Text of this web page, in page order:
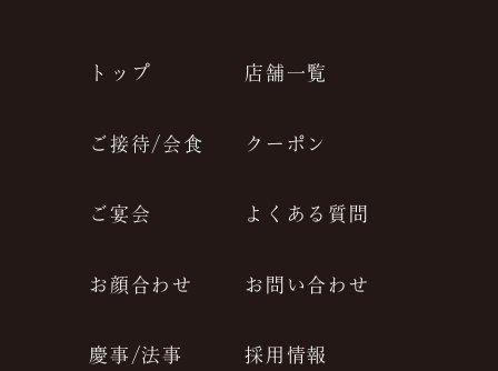
トップ
ご接待/会食
ご宴会
お顔合わせ
慶事/法事
店舗一覧
クーポン
よくある質問
お問い合わせ
採用情報